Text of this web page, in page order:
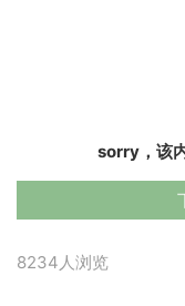
sorry，该
8234人浏览